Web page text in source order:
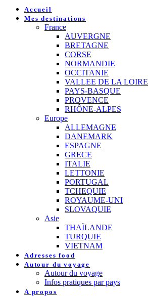
Accueil
Mes destinations
France
AUVERGNE
BRETAGNE
CORSE
NORMANDIE
OCCITANIE
VALLEE DE LA LOIRE
PAYS-BASQUE
PROVENCE
RHÔNE-ALPES
Europe
ALLEMAGNE
DANEMARK
ESPAGNE
GRECE
ITALIE
LETTONIE
PORTUGAL
TCHEQUIE
ROYAUME-UNI
SLOVAQUIE
Asie
THAÏLANDE
TURQUIE
VIETNAM
Adresses food
Autour du voyage
Autour du voyage
Infos pratiques par pays
A propos